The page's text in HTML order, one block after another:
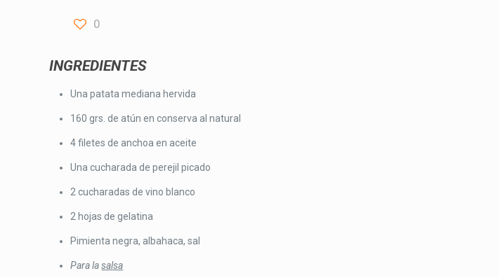
0
INGREDIENTES
Una patata mediana hervida
160 grs. de atún en conserva al natural
4 filetes de anchoa en aceite
Una cucharada de perejil picado
2 cucharadas de vino blanco
2 hojas de gelatina
Pimienta negra, albahaca, sal
Para lasalsa